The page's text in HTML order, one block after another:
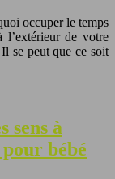
occuper le temps
l’extérieur de votre
se peut que ce soit
sens à
bébé